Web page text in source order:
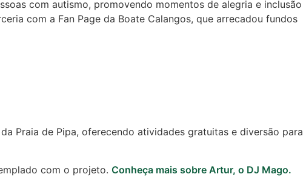
com autismo, promovendo momentos de alegria e inclusão
com a Fan Page da Boate Calangos, que arrecadou fundos
Praia de Pipa, oferecendo atividades gratuitas e diversão para
com o projeto. Conheça mais sobre Artur, o DJ Mago.